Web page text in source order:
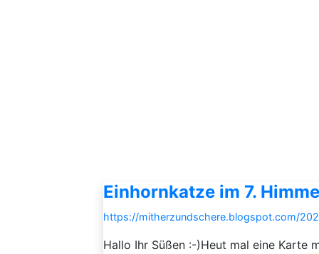
Einhornkatze im 7.
https://mitherzundschere.blogspot.com/
Hallo Ihr Süßen :-)Heut mal eine Karte